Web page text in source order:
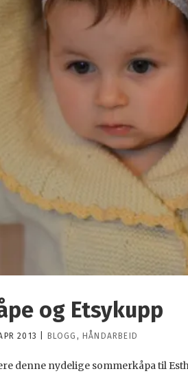
og Etsykupp
2013 BLOGG , HÅNDARBEID
denne nydelige sommerkåpa til